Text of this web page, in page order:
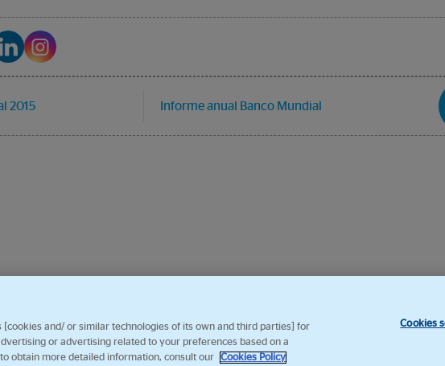
2015 Informe anual Banco Mundial
[cookies and/ or similar technologies of its own and third parties] for
or advertising related to your preferences based on a
obtain more detailed information, consult our
Cookies Policy
Cookies